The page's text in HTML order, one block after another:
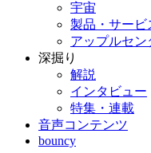
宇宙
製品・サービ
アップルセン
深掘り
解説
インタビュー
特集・連載
音声コンテンツ
bouncy